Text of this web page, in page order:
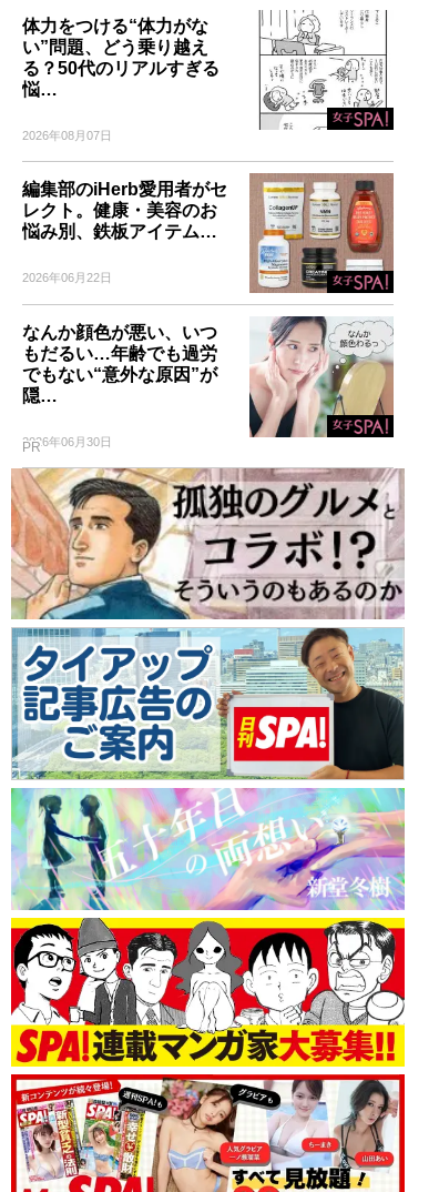
体力をつける“体力がな
い”問題、どう乗り越え
る？50代のリアルすぎる
悩…
2026年08月07日
編集部のiHerb愛用者がセ
レクト。健康・美容のお
悩み別、鉄板アイテム…
2026年06月22日
なんか顔色が悪い、いつ
もだるい…年齢でも過労
でもない“意外な原因”が
隠…
2026年06月30日
PR